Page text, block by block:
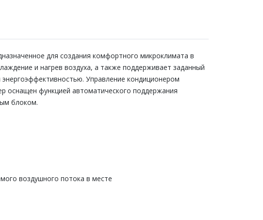
для создания комфортного микроклимата в
и нагрев воздуха, а также поддерживает заданный
Управление кондиционером
оснащен функцией автоматического поддержания
блоком.
воздушного потока в месте